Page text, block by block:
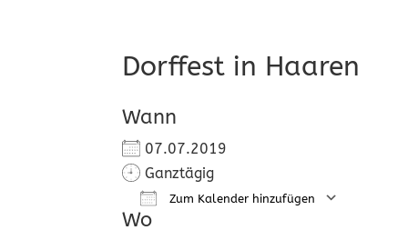
Dorffest in Haaren
Wann
07.07.2019
Ganztägig
Zum Kalender hinzufügen
Wo